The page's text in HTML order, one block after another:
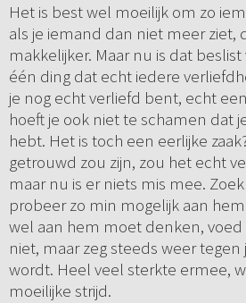
Het is best wel moeilijk om zo
als je iemand dan niet meer ziet,
makkelijker. Maar nu is dat
één ding dat echt iedere
je nog echt verliefd bent, echt
hoeft je ook niet te schamen dat
hebt. Het is toch een eerlijke
getrouwd zou zijn, zou het echt
maar nu is er niets mis mee.
probeer zo min mogelijk aan
wel aan hem moet denken, voed
niet, maar zeg steeds weer
wordt. Heel veel sterkte ermee,
moeilijke strijd.